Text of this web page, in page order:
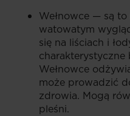
Wełnowce — są to
watowatym
się na liściach i
charakterystyczne
Wełnowce
może prowadzić
zdrowia. Mogą
pleśni.